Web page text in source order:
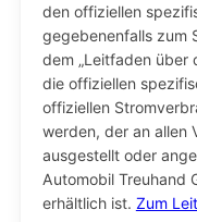
den offiziellen
gegebenenfalls zum
dem „Leitfaden
die offiziellen
offiziellen
werden, der an allen
ausgestellt oder
Automobil Treuhand
erhältlich ist. Zum